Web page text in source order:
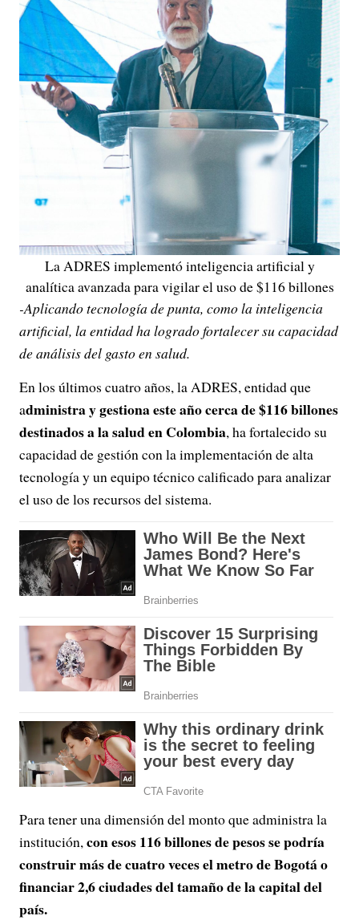
La ADRES implementó inteligencia artificial y
analítica avanzada para vigilar el uso de $116 billones
-Aplicando tecnología de punta, como la inteligencia
artificial, la entidad ha logrado fortalecer su capacidad
de análisis del gasto en salud.
En los últimos cuatro años, la ADRES, entidad que
administra y gestiona este año cerca de $116 billones
destinados a la salud en Colombia, ha fortalecido su
capacidad de gestión con la implementación de alta
tecnología y un equipo técnico calificado para analizar
el uso de los recursos del sistema.
Para tener una dimensión del monto que administra la
institución,con esos 116 billones de pesos se podría
construir más de cuatro veces el metro de Bogotá o
financiar 2,6 ciudades del tamaño de la capital del
país.